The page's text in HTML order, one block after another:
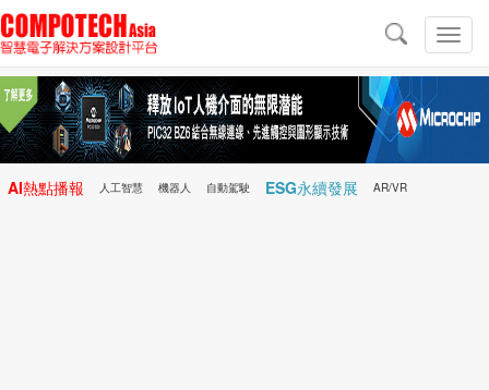
切
換
導
導
航
AI熱點播報 人工智慧 機器人 自動駕駛 ESG永續發展 AR/VR